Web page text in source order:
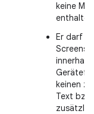
keine
Er darf
innerhalb
keinen
Text